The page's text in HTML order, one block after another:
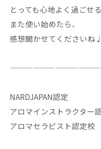
とっても心地よく過ごせ
また使い始めたら、
感想聞かせてください
NARDJAPAN認定
アロマインストラクター
アロマセラピスト認定校